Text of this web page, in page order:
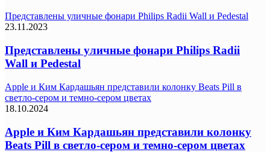
Представлены уличные фонари Philips Radii Wall и Pedestal
23.11.2023
Представлены уличные фонари Philips Radii
Wall и Pedestal
Apple и Ким Кардашьян представили колонку Beats Pill в
светло-сером и темно-сером цветах
18.10.2024
Apple и Ким Кардашьян представили колонку
Beats Pill в светло-сером и темно-сером цветах